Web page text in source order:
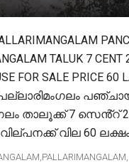
TALUK 7 CENT
FOR SALE PRICE 60
താലൂക്ക് 7 സെൻ്റ്
വില്പനക്ക് വില 60